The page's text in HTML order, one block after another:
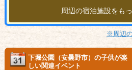
周辺の宿泊施設を
※周辺
下堀公園（安曇野市）の子供が楽
しい関連イベント